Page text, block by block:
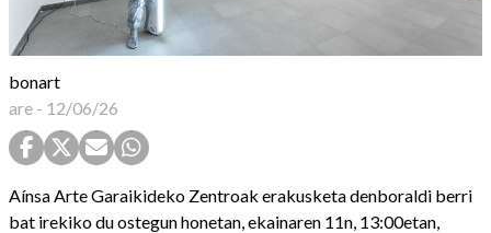
bonart
are - 12/06/26
Aínsa Arte Garaikideko Zentroak erakusketa denboraldi berri
bat irekiko du ostegun honetan, ekainaren 11n, 13:00etan,